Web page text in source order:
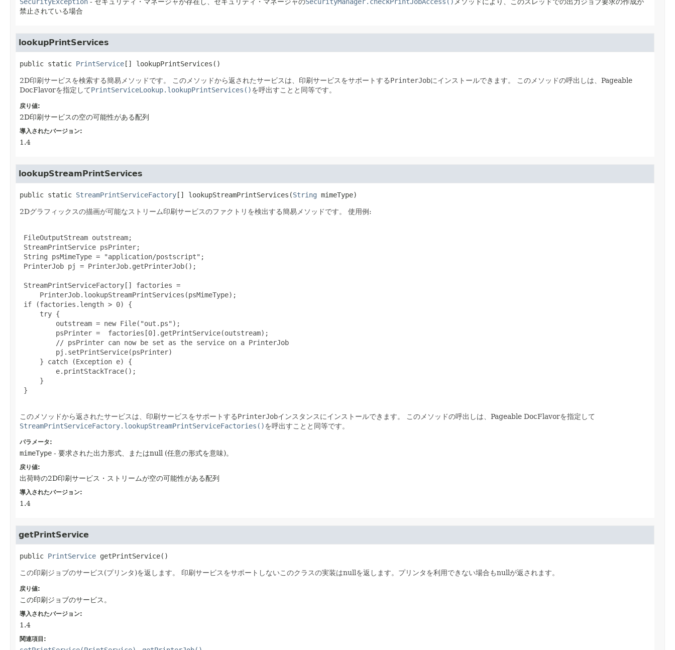
禁止されている場合
lookupPrintServices
public static PrintService[] lookupPrintServices ()
2D印刷サービスを検索する簡易メソッドです。 このメソッドから返されたサービスは、印刷サービスをサポートするPrinterJobにインストールできます。
このメソッドの呼出しは、Pageable
DocFlavorを指定してPrintServiceLookup.lookupPrintServices()を呼出すことと同等です。
戻り値:
2D印刷サービスの空の可能性がある配列
導入されたバージョン:
1.4
lookupStreamPrintServices
public static StreamPrintServiceFactory[] lookupStreamPrintServices (String mimeType)
2Dグラフィックスの描画が可能なストリーム印刷サービスのファクトリを検出する簡易メソッドです。 使用例:
FileOutputStream outstream;
StreamPrintService psPrinter;
String psMimeType = "application/postscript";
PrinterJob pj = PrinterJob.getPrinterJob();
StreamPrintServiceFactory[] factories =
     PrinterJob.lookupStreamPrintServices(psMimeType);
if (factories.length > 0) {
     try {
         outstream = new File("out.ps");
         psPrinter =  factories[0].getPrintService(outstream);
         // psPrinter can now be set as the service on a PrinterJob
         pj.setPrintService(psPrinter)
     } catch (Exception e) {
         e.printStackTrace();
     }
}
このメソッドから返されたサービスは、印刷サービスをサポートするPrinterJobインスタンスにインストールできます。
このメソッドの呼出しは、Pageable DocFlavorを指定して
StreamPrintServiceFactory.lookupStreamPrintServiceFactories()を呼出すことと同等です。
パラメータ:
mimeType - 要求された出力形式、またはnull (任意の形式を意味)。
戻り値:
出荷時の2D印刷サービス・ストリームが空の可能性がある配列
導入されたバージョン:
1.4
getPrintService
public PrintService getPrintService()
この印刷ジョブのサービス(プリンタ)を返します。 印刷サービスをサポートしないこのクラスの実装はnullを返します。プリンタを利用できない場合もnullが返されます。
戻り値:
この印刷ジョブのサービス。
導入されたバージョン:
1.4
関連項目: